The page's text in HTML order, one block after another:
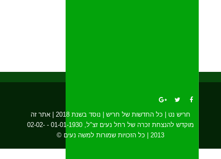
חריש נט | כל החדשות של חריש | נוסד בשנת 2018 | אתר זה
מוקדש להנצחת זכרה של רחל נעים זצ"ל, 01-01-1930 - 02-02-